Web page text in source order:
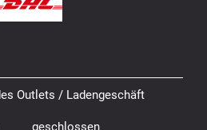
Outlets / Ladengeschäft
geschlossen